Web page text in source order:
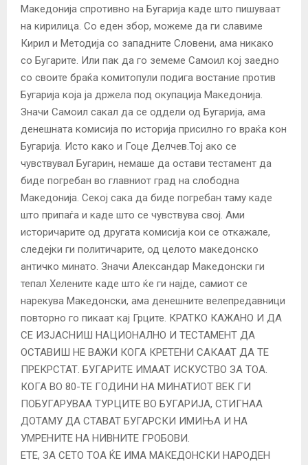
Македонија спротивно на Бугарија каде што пишуваат
на кирилица. Со еден збор, можеме да ги славиме
Кирил и Методија со западните Словени, ама никако
со Бугарите. Или пак да го земеме Самоил кој заедно
со своите браќа комитопули подига востание против
Бугарија која ја држела под окупација Македонија.
Значи Самоил сакал да се оддели од Бугарија, ама
денешната комисија по историја присилно го враќа кон
Бугарија. Исто како и Гоце Делчев.Тој ако се
чувствувал Бугарин, немаше да остави тестамент да
биде погребан во главниот град на слободна
Македонија. Секој сака да биде погребан таму каде
што припаѓа и каде што се чувствува свој. Ами
историчарите од другата комисија кои се откажале,
следејки ги политичарите, од целото македонско
античко минато. Значи Александар Македонски ги
тепал Хелените каде што ќе ги најде, самиот се
нарекува Македонски, ама денешните велепредавници
повторно го пикаат кај Грците. КРАТКО КАЖАНО И ДА
СЕ ИЗЈАСНИШ НАЦИОНАЛНО И ТЕСТАМЕНТ ДА
ОСТАВИШ НЕ ВАЖИ КОГА КРЕТЕНИ САКААТ ДА ТЕ
ПРЕКРСТАТ. БУГАРИТЕ ИМААТ ИСКУСТВО ЗА ТОА.
КОГА ВО 80-ТЕ ГОДИНИ НА МИНАТИОТ ВЕК ГИ
ПОБУГАРУВАА ТУРЦИТЕ ВО БУГАРИЈА, СТИГНАА
ДОТАМУ ДА СТАВАТ БУГАРСКИ ИМИЊА И НА
УМРЕНИТЕ НА НИВНИТЕ ГРОБОВИ.
ЕТЕ, ЗА СЕТО ТОА ЌЕ ИМА МАКЕДОНСКИ НАРОДЕН